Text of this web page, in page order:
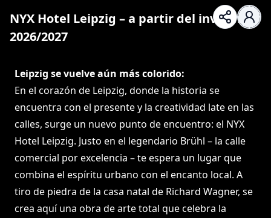
NYX Hotel Leipzig – a partir del invierno
2026/2027
Leipzig se vuelve aún más colorido:
En el corazón de Leipzig, donde la historia se
encuentra con el presente y la creatividad late en las
calles, surge un nuevo punto de encuentro: el NYX
Hotel Leipzig. Justo en el legendario Brühl – la calle
comercial por excelencia – te espera un lugar que
combina el espíritu urbano con el encanto local. A
tiro de piedra de la casa natal de Richard Wagner, se
crea aquí una obra de arte total que celebra la